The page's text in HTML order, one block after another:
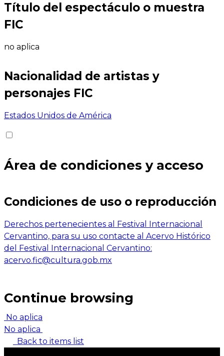
Título del espectáculo o muestra
FIC
no aplica
Nacionalidad de artistas y
personajes FIC
Estados Unidos de América
Área de condiciones y acceso
Condiciones de uso o reproducción
Derechos pertenecientes al Festival Internacional
Cervantino, para su uso contacte al Acervo Histórico
del Festival Internacional Cervantino:
acervo.fic@cultura.gob.mx
Continue browsing
No aplica
No aplica
Back to items list